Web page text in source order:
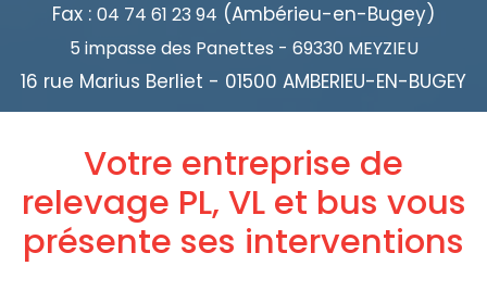
Fax : 04 74 61 23 94 (Ambérieu-en-Bugey)
5 impasse des Panettes - 69330 MEYZIEU
16 rue Marius Berliet - 01500 AMBERIEU-EN-BUGEY
Votre entreprise de
relevage PL, VL et bus vous
présente ses interventions